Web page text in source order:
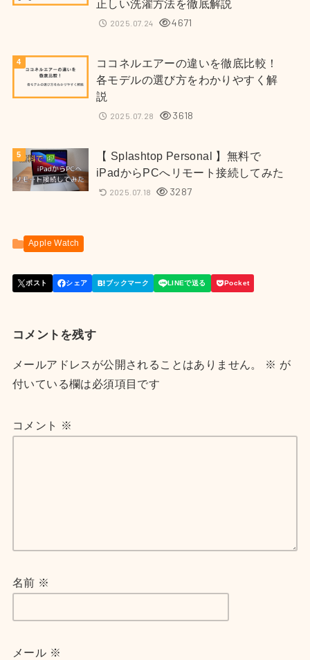
正しい洗濯方法を徹底解説
2025.07.24 4671
ココネルエアーの違いを徹底比較！
各モデルの選び方をわかりやすく解
説
2025.07.28 3618
【 Splashtop Personal 】無料で
iPadからPCへリモート接続してみた
2025.07.18 3287
Apple Watch
コメントを残す
メールアドレスが公開されることはありません。 ※ が
付いている欄は必須項目です
コメント ※
名前 ※
メール ※